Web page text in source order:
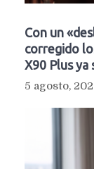
Con un
corregido
X90 Plus ya
5 agosto,